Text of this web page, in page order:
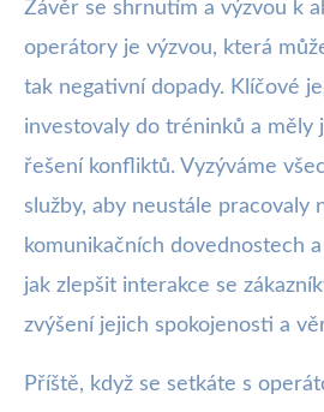
Závěr se shrnutím a výzvou k
operátory je výzvou, která
tak negativní dopady. Klíčové
investovaly do tréninků a měly
řešení konfliktů. Vyzýváme
služby, aby neustále pracovaly
komunikačních dovednostech
jak zlepšit interakce se
zvýšení jejich spokojenosti a
Příště, když se setkáte s